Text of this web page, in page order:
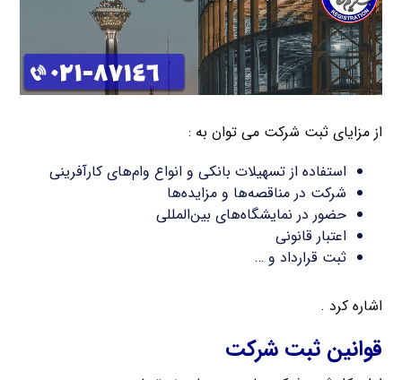
از مزایای ثبت شرکت می توان به :
استفاده از تسهیلات بانکی و انواع وام‌های کارآفرینی
شرکت در مناقصه‌ها و مزایده‌ها
حضور در نمایشگاه‌های بین‌المللی
اعتبار قانونی
ثبت قرارداد و …
اشاره کرد .
قوانین ثبت شرکت